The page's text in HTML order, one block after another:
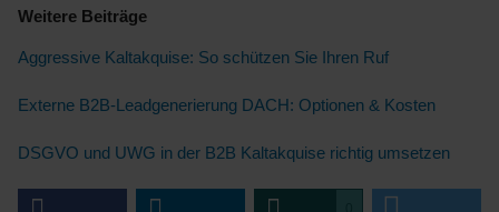
Weitere Beiträge
Aggressive Kaltakquise: So schützen Sie Ihren Ruf
Externe B2B-Leadgenerierung DACH: Optionen & Kosten
DSGVO und UWG in der B2B Kaltakquise richtig umsetzen